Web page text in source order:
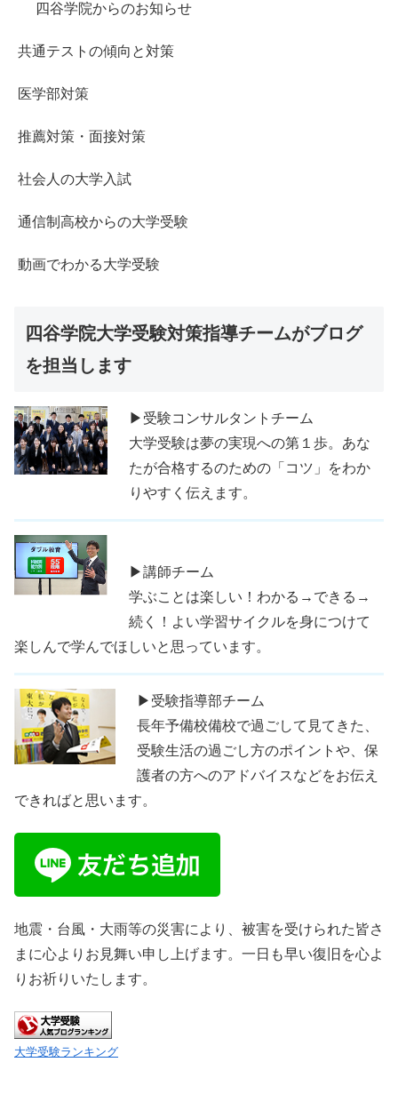
四谷学院からのお知らせ
共通テストの傾向と対策
医学部対策
推薦対策・面接対策
社会人の大学入試
通信制高校からの大学受験
動画でわかる大学受験
四谷学院大学受験対策指導チームがブログ
を担当します
▶受験コンサルタントチーム
大学受験は夢の実現への第１歩。あな
たが合格するのための「コツ」をわか
りやすく伝えます。
▶講師チーム
学ぶことは楽しい！わかる→できる→
続く！よい学習サイクルを身につけて
楽しんで学んでほしいと思っています。
▶受験指導部チーム
長年予備校備校で過ごして見てきた、
受験生活の過ごし方のポイントや、保
護者の方へのアドバイスなどをお伝え
できればと思います。
地震・台風・大雨等の災害により、被害を受けられた皆さ
まに心よりお見舞い申し上げます。一日も早い復旧を心よ
りお祈りいたします。
大学受験ランキング